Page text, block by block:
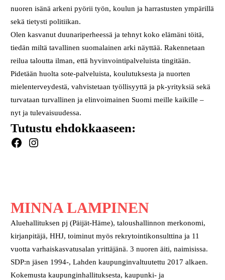
nuoren isänä arkeni pyörii työn, koulun ja harrastusten ympärillä
sekä tietysti politiikan.
Olen kasvanut duunariperheessä ja tehnyt koko elämäni töitä,
tiedän miltä tavallinen suomalainen arki näyttää. Rakennetaan
reilua taloutta ilman, että hyvinvointipalveluista tingitään.
Pidetään huolta sote-palveluista, koulutuksesta ja nuorten
mielenterveydestä, vahvistetaan työllisyyttä ja pk-yrityksiä sekä
turvataan turvallinen ja elinvoimainen Suomi meille kaikille –
nyt ja tulevaisuudessa.
Tutustu ehdokkaaseen:
Facebook Instagram
MINNA LAMPINEN
Aluehallituksen pj (Päijät-Häme), taloushallinnon merkonomi,
kirjanpitäjä, HHJ, toiminut myös rekrytointikonsulttina ja 11
vuotta varhaiskasvatusalan yrittäjänä. 3 nuoren äiti, naimisissa.
SDP:n jäsen 1994-, Lahden kaupunginvaltuutettu 2017 alkaen.
Kokemusta kaupunginhallituksesta, kaupunki- ja